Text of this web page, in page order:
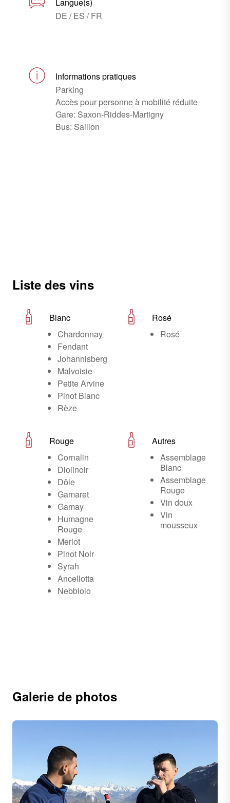
DE / ES / FR
Informations pratiques
Parking
Accès pour personne à mobilité réduite
Gare: Saxon-Riddes-Martigny
Bus: Saillon
Liste des vins
Blanc
Chardonnay
Fendant
Johannisberg
Malvoisie
Petite Arvine
Pinot Blanc
Rèze
Rosé
Rosé
Rouge
Cornalin
Diolinoir
Dôle
Gamaret
Gamay
Humagne
Rouge
Merlot
Pinot Noir
Syrah
Ancellotta
Nebbiolo
Autres
Assemblage
Blanc
Assemblage
Rouge
Vin doux
Vin
mousseux
Galerie de photos